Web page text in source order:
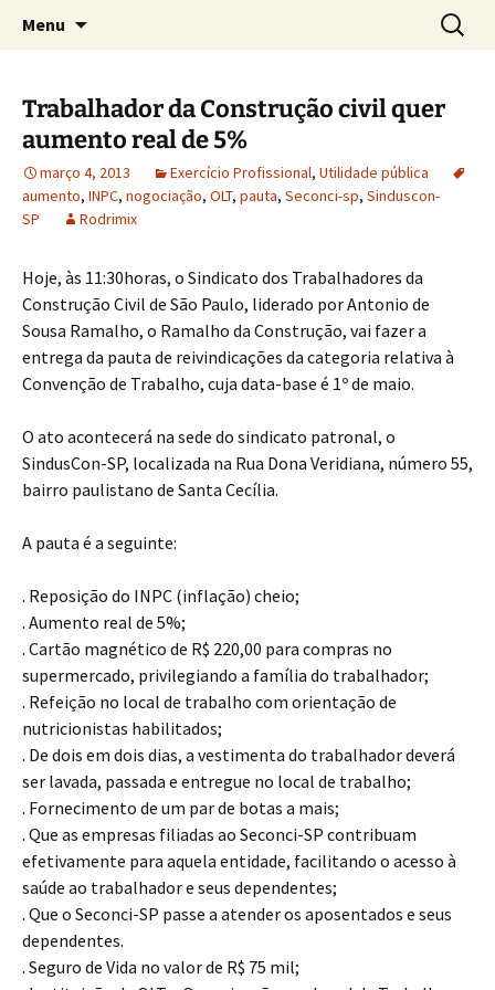
Rodrimix
Concretos e Pisos Industriais LTDA
Menu
por:
Trabalhador da Construção civil quer
aumento real de 5%
março 4, 2013 Exercício Profissional, Utilidade pública
aumento, INPC, nogociação, OLT, pauta, Seconci-sp, Sinduscon-
SP
Rodrimix
Hoje, às 11:30horas, o Sindicato dos Trabalhadores da
Construção Civil de São Paulo, liderado por Antonio de
Sousa Ramalho, o Ramalho da Construção, vai fazer a
entrega da pauta de reivindicações da categoria relativa à
Convenção de Trabalho, cuja data-base é 1º de maio.
O ato acontecerá na sede do sindicato patronal, o
SindusCon-SP, localizada na Rua Dona Veridiana, número 55,
bairro paulistano de Santa Cecília.
A pauta é a seguinte:
. Reposição do INPC (inflação) cheio;
. Aumento real de 5%;
. Cartão magnético de R$ 220,00 para compras no
supermercado, privilegiando a família do trabalhador;
. Refeição no local de trabalho com orientação de
nutricionistas habilitados;
. De dois em dois dias, a vestimenta do trabalhador deverá
ser lavada, passada e entregue no local de trabalho;
. Fornecimento de um par de botas a mais;
. Que as empresas filiadas ao Seconci-SP contribuam
efetivamente para aquela entidade, facilitando o acesso à
saúde ao trabalhador e seus dependentes;
. Que o Seconci-SP passe a atender os aposentados e seus
dependentes.
. Seguro de Vida no valor de R$ 75 mil;